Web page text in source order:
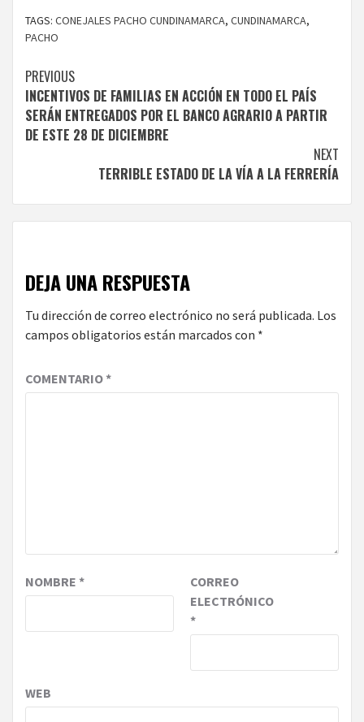
TAGS: CONEJALES PACHO CUNDINAMARCA, CUNDINAMARCA,
PACHO
Continue
Reading
PREVIOUS
INCENTIVOS DE FAMILIAS EN ACCIÓN EN TODO EL PAÍS
SERÁN ENTREGADOS POR EL BANCO AGRARIO A PARTIR
DE ESTE 28 DE DICIEMBRE
NEXT
TERRIBLE ESTADO DE LA VÍA A LA FERRERÍA
DEJA UNA RESPUESTA
Tu dirección de correo electrónico no será publicada. Los
campos obligatorios están marcados con *
COMENTARIO*
NOMBRE *
CORREO
ELECTRÓNICO
*
WEB